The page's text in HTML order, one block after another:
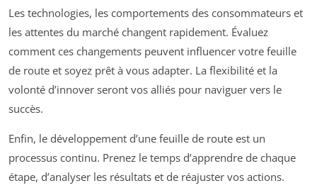
Les technologies, les comportements des consommateurs et
les attentes du marché changent rapidement. Évaluez
comment ces changements peuvent influencer votre feuille
de route et soyez prêt à vous adapter. La flexibilité et la
volonté d’innover seront vos alliés pour naviguer vers le
succès.
Enfin, le développement d’une feuille de route est un
processus continu. Prenez le temps d’apprendre de chaque
étape, d’analyser les résultats et de réajuster vos actions.